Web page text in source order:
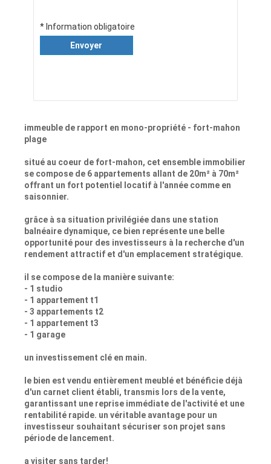
* Information obligatoire
Envoyer
immeuble de rapport en mono-propriété - fort-mahon
plage
situé au coeur de fort-mahon, cet ensemble immobilier
se compose de 6 appartements allant de 20m² à 70m²
offrant un fort potentiel locatif à l'année comme en
saisonnier.
grâce à sa situation privilégiée dans une station
balnéaire dynamique, ce bien représente une belle
opportunité pour des investisseurs à la recherche d'un
rendement attractif et d'un emplacement stratégique.
il se compose de la manière suivante:
- 1 studio
- 1 appartement t1
- 3 appartements t2
- 1 appartement t3
- 1 garage
un investissement clé en main.
le bien est vendu entièrement meublé et bénéficie déjà
d'un carnet client établi, transmis lors de la vente,
garantissant une reprise immédiate de l'activité et une
rentabilité rapide. un véritable avantage pour un
investisseur souhaitant sécuriser son projet sans
période de lancement.
a visiter sans tarder!